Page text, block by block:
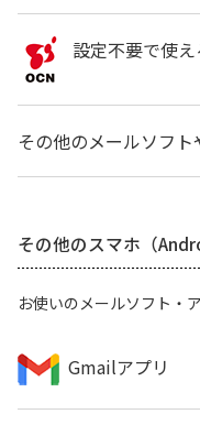
設定不要で使
その他のメールソフト
その他のスマホ（
お使いのメールソフト・
Gmailアプリ